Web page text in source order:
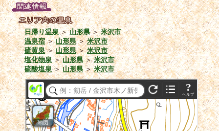
日帰り温泉＞山形県＞米沢市
温泉宿＞山形県＞米沢市
硫黄泉＞山形県＞米沢市
塩化物泉＞山形県＞米沢市
硫酸塩泉＞山形県＞米沢市